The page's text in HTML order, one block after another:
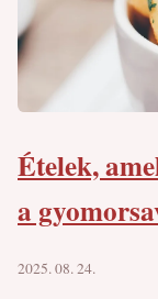
Ételek,
a
2025. 08. 24.